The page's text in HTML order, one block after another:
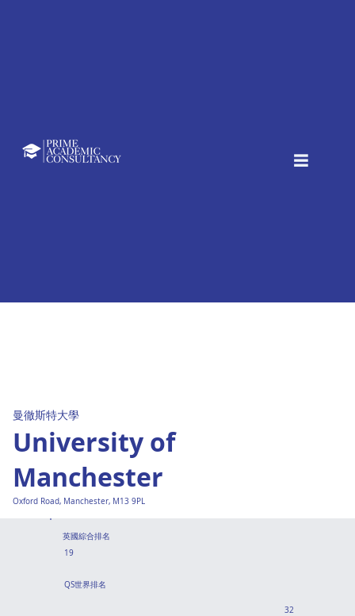
Oxford Road, Manchester, M13 9PL
曼徹斯特大學
University of
Manchester
英國綜合排名
19
QS世界排名
32